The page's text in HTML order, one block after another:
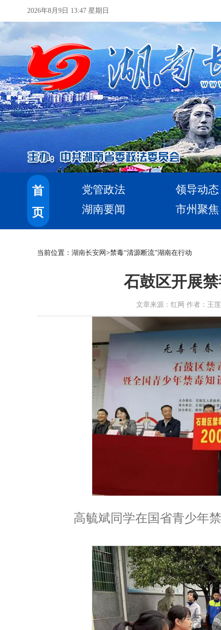
2026年8月9日 13:47 星期日
首
页
党管政法
领导动态
湖南要闻
市州聚焦
当前位置： 湖南长安网 >禁毒“清源断流”湖南在行动
石鼓区开展
文章来源：红网 作者：王
高毓斌同学在国省青少年